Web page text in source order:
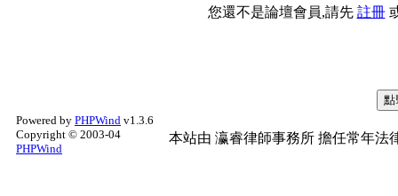
您還不是論壇會員,請先 註冊
Powered by PHPWind v1.3.6
Copyright © 2003-04
PHPWind
本站由 瀛睿律師事務所 擔任常年法